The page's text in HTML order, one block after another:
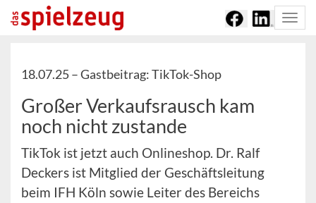
18.07.25 –Gastbeitrag: TikTok-Shop
Großer Verkaufsrausch kam
noch nicht zustande
TikTok ist jetzt auch Onlineshop. Dr. Ralf
Deckers ist Mitglied der Geschäftsleitung
beim IFH Köln sowie Leiter des Bereichs